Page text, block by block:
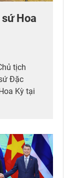
Hoa
tịch
Đặc
Kỳ tại